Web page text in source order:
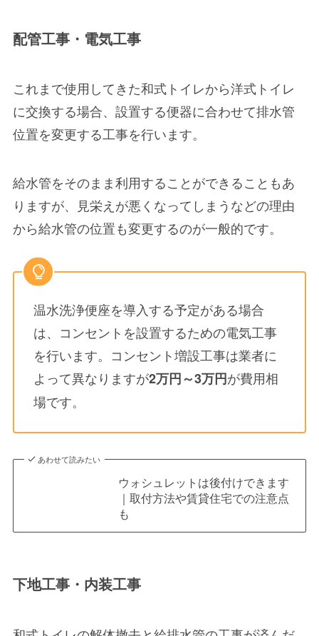
配管工事・電気工事
これまで使用してきた和式トイレから洋式トイレ
に交換する場合、設置する便器に合わせて排水管
位置を変更する工事を行います。
給水管をそのまま利用することができることもあ
りますが、見栄えが悪くなってしまうなどの理由
から給水管の位置も変更するのが一般的です。
温水洗浄便座を導入する予定がある場合
は、コンセントを設置するための電気工事
を行います。コンセント増設工事は業者に
よって異なりますが2万円～3万円が費用相
場です。
あわせて読みたい
ウォシュレットは後付けできます
｜取付方法や賃貸住宅での注意点
も
下地工事・内装工事